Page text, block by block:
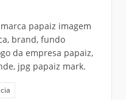
papaiz imagem
brand, fundo
da empresa papaiz,
jpg papaiz mark.